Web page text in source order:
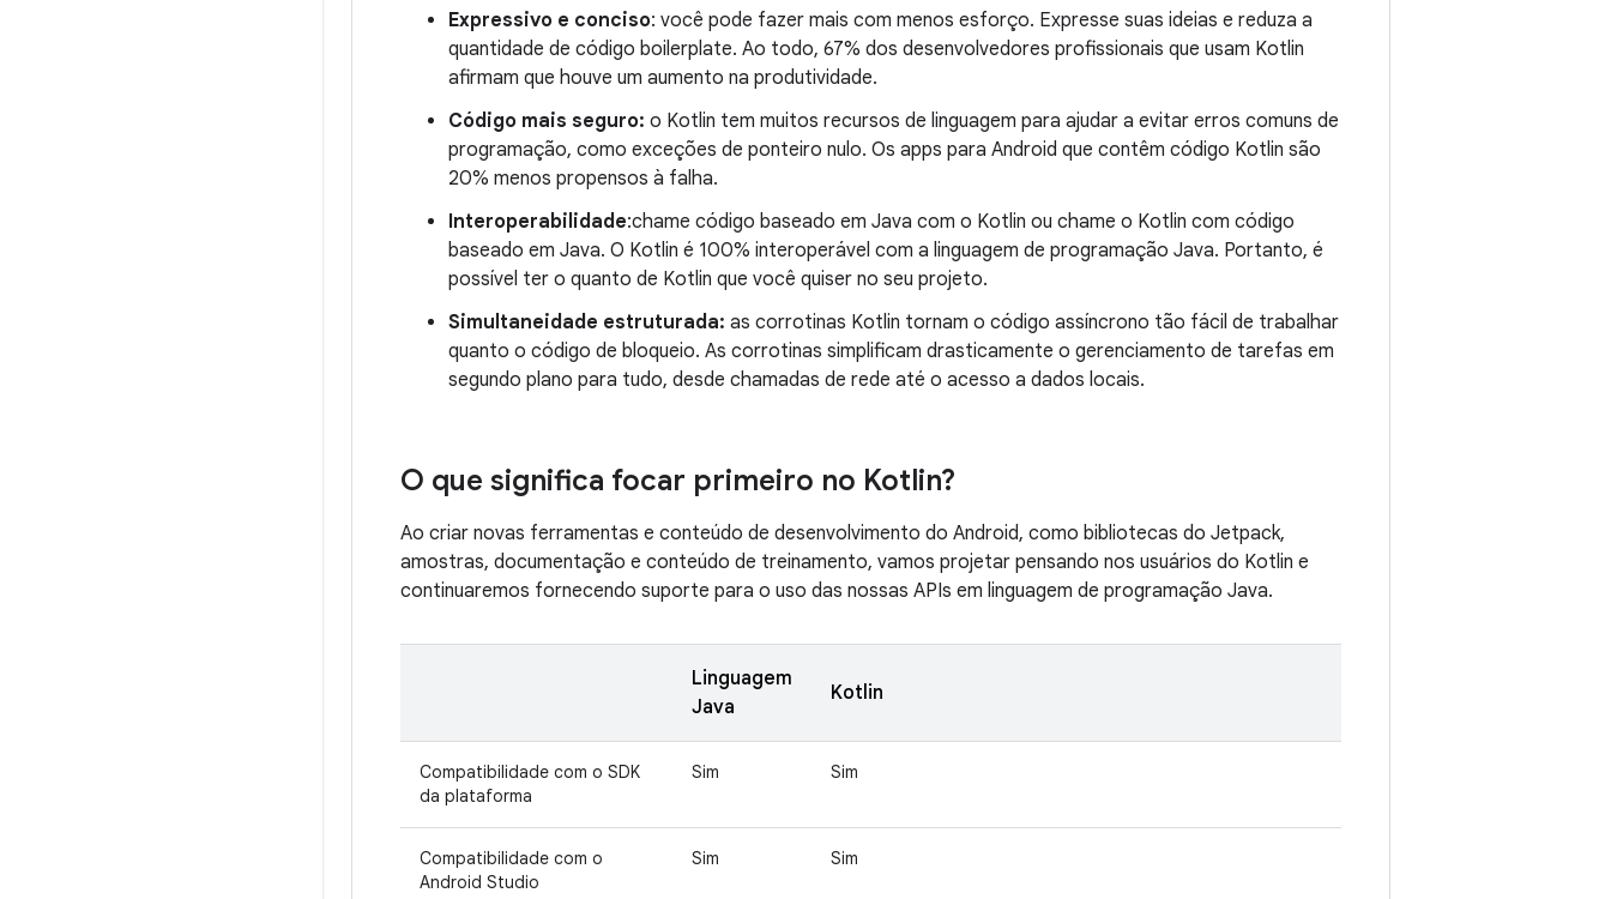
Expressivo e conciso: você pode fazer mais com menos esforço. Expresse suas ideias e reduza a
quantidade de código boilerplate. Ao todo, 67% dos desenvolvedores profissionais que usam Kotlin
afirmam que houve um aumento na produtividade.
Código mais seguro: o Kotlin tem muitos recursos de linguagem para ajudar a evitar erros comuns de
programação, como exceções de ponteiro nulo. Os apps para Android que contêm código Kotlin são
20% menos propensos à falha.
Interoperabilidade:chame código baseado em Java com o Kotlin ou chame o Kotlin com código
baseado em Java. O Kotlin é 100% interoperável com a linguagem de programação Java. Portanto, é
possível ter o quanto de Kotlin que você quiser no seu projeto.
Simultaneidade estruturada: as corrotinas Kotlin tornam o código assíncrono tão fácil de trabalhar
quanto o código de bloqueio. As corrotinas simplificam drasticamente o gerenciamento de tarefas em
segundo plano para tudo, desde chamadas de rede até o acesso a dados locais.
O que significa focar primeiro no Kotlin?
Ao criar novas ferramentas e conteúdo de desenvolvimento do Android, como bibliotecas do Jetpack,
amostras, documentação e conteúdo de treinamento, vamos projetar pensando nos usuários do Kotlin e
continuaremos fornecendo suporte para o uso das nossas APIs em linguagem de programação Java.
Linguagem
Java
Kotlin
Compatibilidade com o SDK
da plataforma
Sim Sim
Compatibilidade com o
Android Studio
Sim Sim